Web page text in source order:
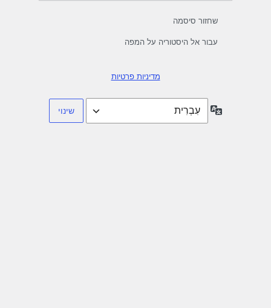
שחזור סיסמה
עבור אל היסטוריה על המפה
מדיניות פרטיות
שפה